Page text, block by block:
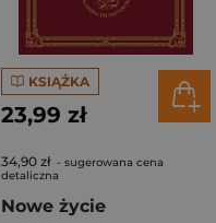
KSIĄŻKA
23,99 zł
34,90 zł - sugerowana cena
detaliczna
Nowe życie